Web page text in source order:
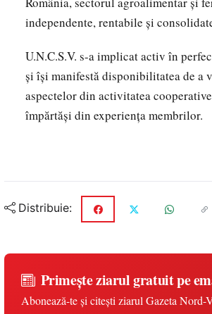
independente, rentabile și
U.N.C.S.V. s-a implicat activ în
și își manifestă disponibilitatea de a
aspectelor din activitatea
împărtăși din experiența membrilor.
Distribuie:
Primește ziarul gratuit pe
Abonează-te și citești ziarul Gazeta Nord-